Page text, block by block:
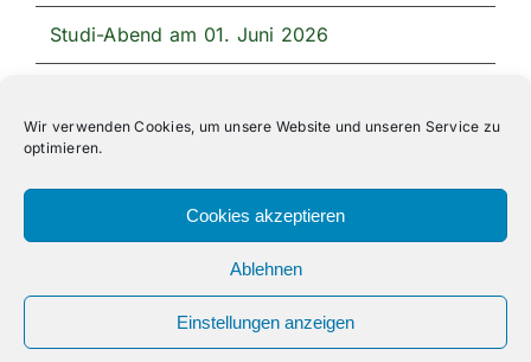
Wir verwenden Cookies, um unsere Website und unseren Service zu
optimieren.
Cookies akzeptieren
Ablehnen
Einstellungen anzeigen
Studi-Abend am 01. Juni 2026
All Rights Reserved | Powered byAngesagt GmbH|
Impressum|Datenschutzerklärung